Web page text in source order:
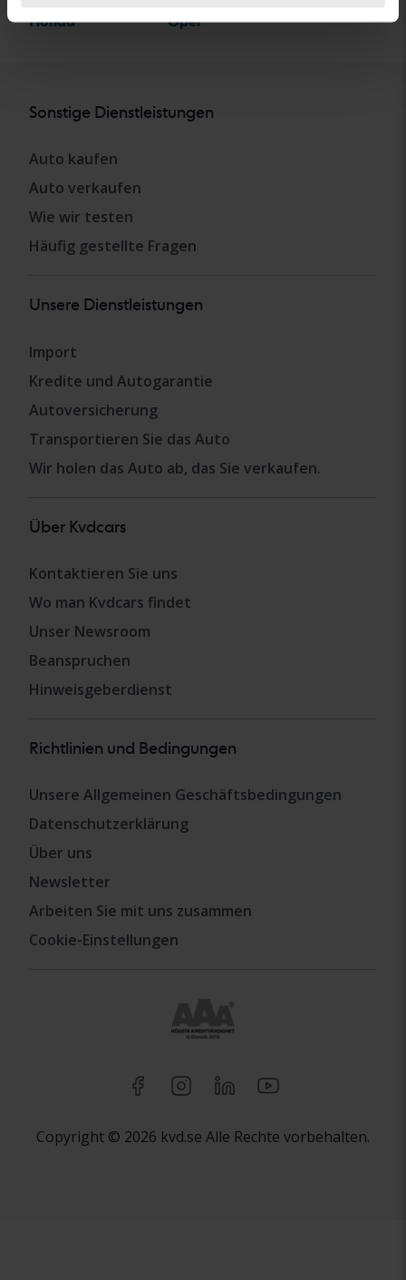
Honda
Opel
Sonstige Dienstleistungen
Auto kaufen
Auto verkaufen
Wie wir testen
Häufig gestellte Fragen
Unsere Dienstleistungen
Import
Kredite und Autogarantie
Autoversicherung
Transportieren Sie das Auto
Wir holen das Auto ab, das Sie verkaufen.
Über Kvdcars
Kontaktieren Sie uns
Wo man Kvdcars findet
Unser Newsroom
Beanspruchen
Hinweisgeberdienst
Richtlinien und Bedingungen
Unsere Allgemeinen Geschäftsbedingungen
Datenschutzerklärung
Über uns
Newsletter
Arbeiten Sie mit uns zusammen
Cookie-Einstellungen
Copyright © 2026 kvd.se Alle Rechte vorbehalten.